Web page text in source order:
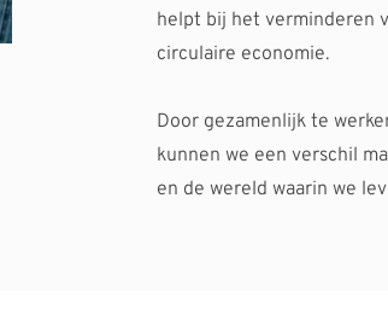
helpt bij het verminderen
circulaire economie.
Door gezamenlijk te
kunnen we een verschil
en de wereld waarin we